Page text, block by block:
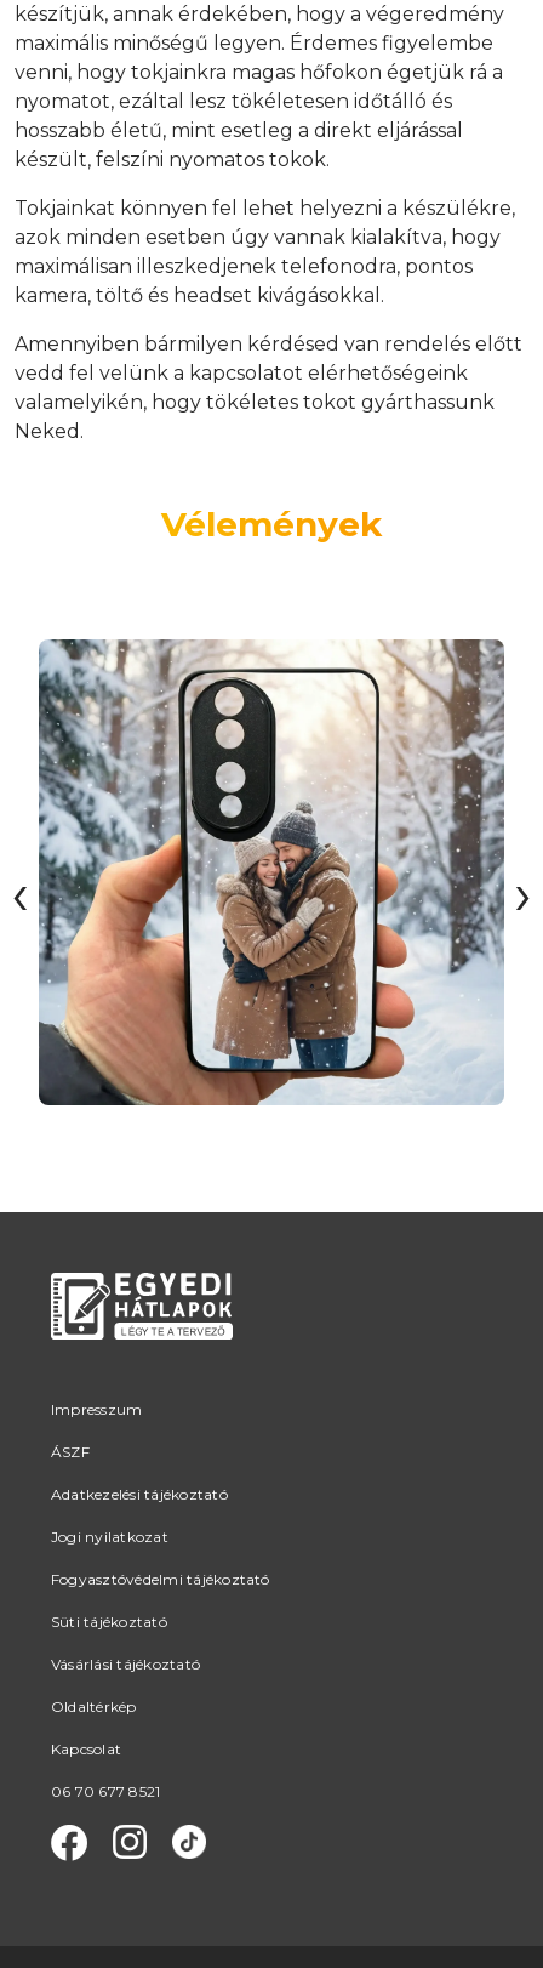
készítjük, annak érdekében, hogy a végeredmény
maximális minőségű legyen. Érdemes figyelembe
venni, hogy tokjainkra magas hőfokon égetjük rá a
nyomatot, ezáltal lesz tökéletesen időtálló és
hosszabb életű, mint esetleg a direkt eljárással
készült, felszíni nyomatos tokok.
Tokjainkat könnyen fel lehet helyezni a készülékre,
azok minden esetben úgy vannak kialakítva, hogy
maximálisan illeszkedjenek telefonodra, pontos
kamera, töltő és headset kivágásokkal.
Amennyiben bármilyen kérdésed van rendelés előtt
vedd fel velünk a kapcsolatot elérhetőségeink
valamelyikén, hogy tökéletes tokot gyárthassunk
Neked.
Vélemények
‹ ›
Impresszum
ÁSZF
Adatkezelési tájékoztató
Jogi nyilatkozat
Fogyasztóvédelmi tájékoztató
Süti tájékoztató
Vásárlási tájékoztató
Oldaltérkép
Kapcsolat
06 70 677 8521